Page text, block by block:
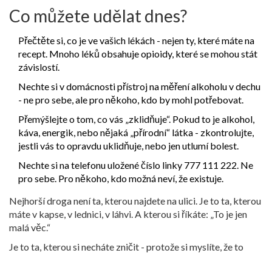
Co můžete udělat dnes?
Přečtěte si, co je ve vašich lékách - nejen ty, které máte na
recept. Mnoho léků obsahuje opioidy, které se mohou stát
závislostí.
Nechte si v domácnosti přístroj na měření alkoholu v dechu
- ne pro sebe, ale pro někoho, kdo by mohl potřebovat.
Přemýšlejte o tom, co vás „zklidňuje“. Pokud to je alkohol,
káva, energik, nebo nějaká „přírodní“ látka - zkontrolujte,
jestli vás to opravdu uklidňuje, nebo jen utlumí bolest.
Nechte si na telefonu uložené číslo linky 777 111 222. Ne
pro sebe. Pro někoho, kdo možná neví, že existuje.
Nejhorší droga není ta, kterou najdete na ulici. Je to ta, kterou
máte v kapse, v lednici, v láhvi. A kterou si říkáte: „To je jen
malá věc.“
Je to ta, kterou si necháte zničit - protože si myslíte, že to